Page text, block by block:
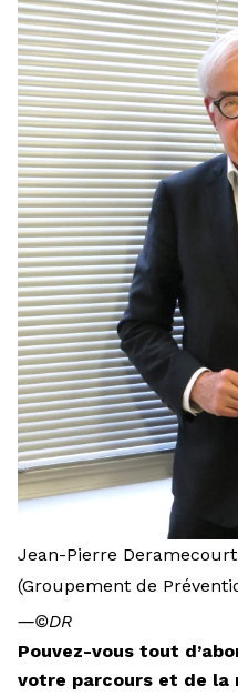
Jean-Pierre
(Groupement de
―©DR
Pouvez-vous tout
votre parcours et de la